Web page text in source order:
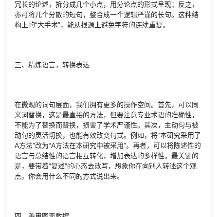
冗长的论述，拆分成几个小点，用分论点的形式呈现；反之，
亦可将几个分散的短句，整合成一个逻辑严谨的长句。这种结
构上的“大手术”，能从根源上避免字符的连续重复。
三、精炼语言，转换表达
在微观的词句层面，我们拥有更多的操作空间。首先，可以同
义词替换，这是最直接的方法，但要注意专业术语的准确性，
不能为了替换而替换，损害了学术严谨性。其次，主动句与被
动句的灵活切换，也能有效改变句式。例如，将“本研究采用了
A方法”改为“A方法在本研究中被采用”。再者，可以将陈述性的
语言与总结性的语言相互转化，增加表达的多样性。最关键的
是，要带着“复述”的心态去改写，想象你在向别人转述这个观
点，你会用什么不同的方式说出来。